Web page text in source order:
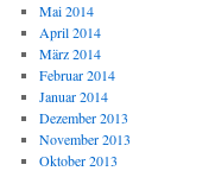
Mai 2014
April 2014
März 2014
Februar 2014
Januar 2014
Dezember 2013
November 2013
Oktober 2013